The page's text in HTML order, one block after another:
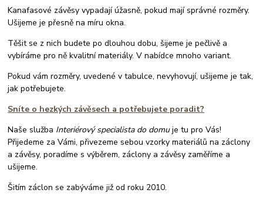
Kanafasové závěsy vypadají úžasně, pokud mají správné rozměry.
Ušijeme je přesně na míru okna.
Těšit se z nich budete po dlouhou dobu, šijeme je pečlivě a
vybíráme pro ně kvalitní materiály. V nabídce mnoho variant.
Pokud vám rozměry, uvedené v tabulce, nevyhovují, ušijeme je tak,
jak potřebujete.
Sníte o hezkých závěsech a potřebujete poradit?
Naše služba Interiérový specialista do domuje tu pro Vás!
Přijedeme za Vámi, přivezeme sebou vzorky materiálů na záclony
a závěsy, poradíme s výběrem, záclony a závěsy zaměříme a
ušijeme.
Šitím záclon se zabýváme již od roku 2010.